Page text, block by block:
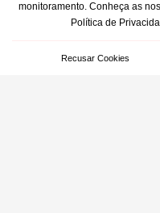
monitoramento. Conheça as
Política de
Recusar Cookies
Canhão de Espuma e
Atendimento 24 horas por
inclusive feriados.
(41) 3012-7272